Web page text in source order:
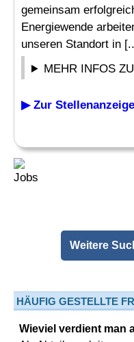
gemeinsam
Energiewende
unseren Standort in
MEHR INFOS
▶ Zur Stellenanzeige
Weitere
HÄUFIG GESTELLTE
Wieviel verdient man